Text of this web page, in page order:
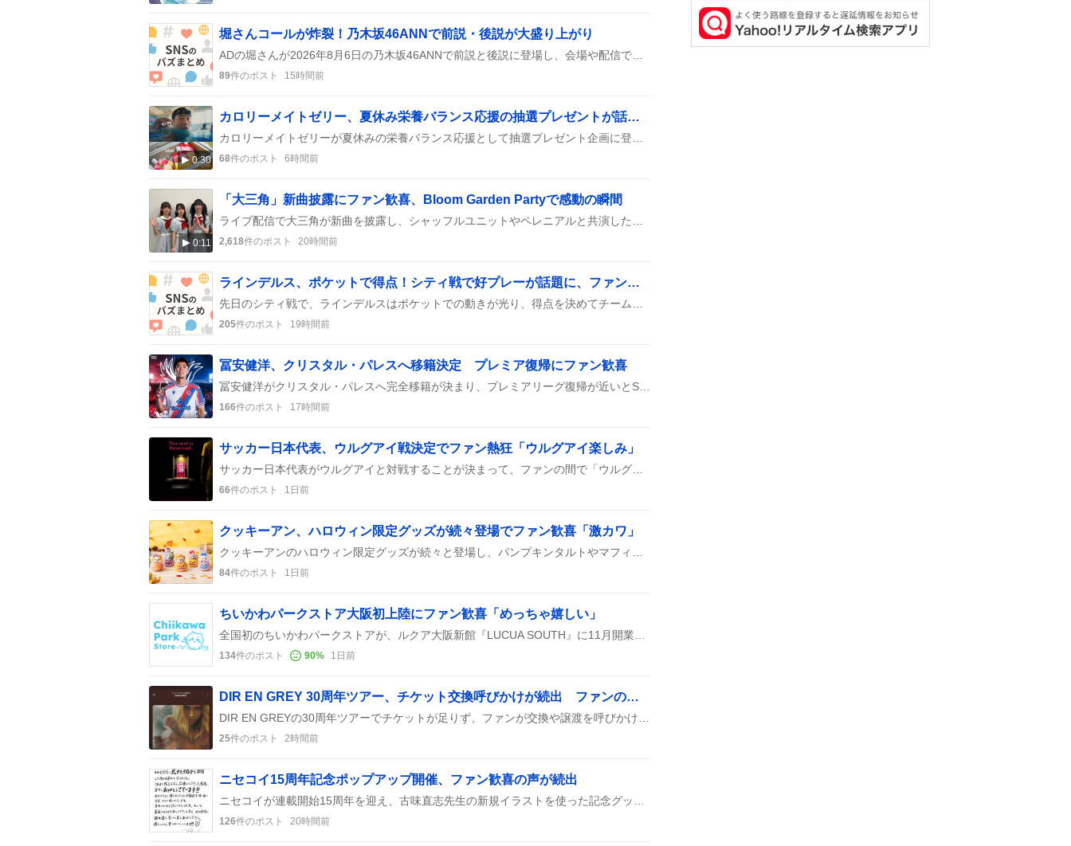
堀さんコールが炸裂！乃木坂46ANNで前説・後説が大盛り上がり
ADの堀さんが2026年8月6日の乃木坂46ANNで前説と後説に登場し、会場や配信で多数のコールが巻き起こり、視聴者から「笑った」「盛り上がった」などの声が上がった。
89件のポスト 15時間前
0:30
カロリーメイトゼリー、夏休み栄養バランス応援の抽選プレゼントが話題に
カロリーメイトゼリーが夏休みの栄養バランス応援として抽選プレゼント企画に登場し、子どもたちの水分・栄養補給にぴったりと評判になっているみたいです。アップル味の手軽さや、凍らせて食べる楽しさが話題になり、フォロー＆引用リツイートで応募できる点がユーザーに好評です。
68件のポスト 6時間前
0:11
「大三角」新曲披露にファン歓喜、Bloom Garden Partyで感動の瞬間
ライブ配信で大三角が新曲を披露し、シャッフルユニットやペレニアルと共演した様子がファンの間で話題になっている。
2,618件のポスト 20時間前
ラインデルス、ポケットで得点！シティ戦で好プレーが話題に、ファン歓喜の声も
先日のシティ戦で、ラインデルスはポケットでの動きが光り、得点を決めてチームに貢献した。走り回る姿やパス回しも好評で、ファンからは「めっちゃいい」などの声が上がっている。ただし、シュートの精度に課題があるとの指摘もあり、今後の改善が期待されている。
205件のポスト 19時間前
冨安健洋、クリスタル・パレスへ移籍決定 プレミア復帰にファン歓喜
冨安健洋がクリスタル・パレスへ完全移籍が決まり、プレミアリーグ復帰が近いとSNSで話題になっている。メディカル通過や署名の報告が続き、ファンのテンションが上がっている。
166件のポスト 17時間前
サッカー日本代表、ウルグアイ戦決定でファン熱狂「ウルグアイ楽しみ」
サッカー日本代表がウルグアイと対戦することが決まって、ファンの間で「ウルグアイ楽しみ」や「行きたかった」などの声が上がっているみたい。放送やライブ配信の情報も広がり、試合への期待が高まっている様子だ。
66件のポスト 1日前
クッキーアン、ハロウィン限定グッズが続々登場でファン歓喜「激カワ」
クッキーアンのハロウィン限定グッズが続々と登場し、パンプキンタルトやマフィン、リボン付きぬいぐるみがファンの間で「かわいい」「激カワ」などと大盛り上がりしている。
84件のポスト 1日前
ちいかわパークストア大阪初上陸にファン歓喜「めっちゃ嬉しい」
全国初のちいかわパークストアが、ルクア大阪新館『LUCUA SOUTH』に11月開業予定で出店することが発表された。同フロアには梅田初のナガノマーケットも併設される。
134件のポスト 90% 1日前
DIR EN GREY 30周年ツアー、チケット交換呼びかけが続出 ファンの焦りと期待が交錯
DIR EN GREYの30周年ツアーでチケットが足りず、ファンが交換や譲渡を呼びかけているみたい。欲しい日程や会場を細かく書いて、助け合いが広がっている様子が伝わるね。
25件のポスト 2時間前
ニセコイ15周年記念ポップアップ開催、ファン歓喜の声が続出
ニセコイが連載開始15周年を迎え、古味直志先生の新規イラストを使った記念グッズや展示が揃うポップアップショップが登場したと、ファンの間で話題になっている。開催日は9月19日で東京を中心に開催予定で、投稿者は「行きます！」や「嬉しい」と期待の声を上げている。多くのファンが過去の思い出を語り合い、イベントの成功を願っている様子が見られる。
126件のポスト 20時間前
数
くれました。 あとで
ソフトクリーム買っ
てやろうと思いまし
数